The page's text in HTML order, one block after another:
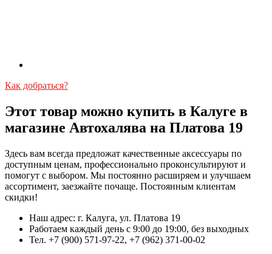
Как добраться?
Этот товар можно купить в Калуге в
магазине Автохалява на Платова 19
Здесь вам всегда предложат качественные аксессуары по
доступным ценам, профессионально проконсультируют и
помогут с выбором. Мы постоянно расширяем и улучшаем
ассортимент, заезжайте почаще. Постоянным клиентам
скидки!
Наш адрес: г. Калуга, ул. Платова 19
Работаем каждый день с 9:00 до 19:00, без выходных
Тел. +7 (900) 571-97-22, +7 (962) 371-00-02